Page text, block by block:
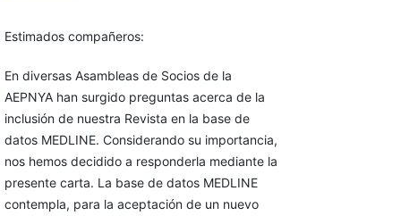
Estimados compañeros:
En diversas Asambleas de Socios de la
AEPNYA han surgido preguntas acerca de la
inclusión de nuestra Revista en la base de
datos MEDLINE. Considerando su importancia,
nos hemos decidido a responderla mediante la
presente carta. La base de datos MEDLINE
contempla, para la aceptación de un nuevo